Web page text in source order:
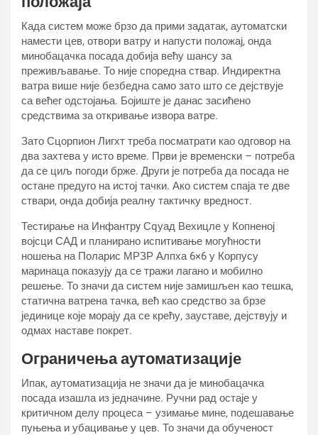
Када систем може брзо да прими задатак, аутоматски
намести цев, отвори ватру и напусти положај, онда
минобацачка посада добија већу шансу за
преживљавање. То није споредна ствар. Индиректна
ватра више није безбедна само зато што се дејствује
са већег одстојања. Бојиште је данас засићено
средствима за откривање извора ватре.
Зато Сцорпион Лигхт треба посматрати као одговор на
два захтева у исто време. Први је временски – потреба
да се циљ погоди брже. Други је потреба да посада не
остане предуго на истој тачки. Ако систем спаја те две
ствари, онда добија реалну тактичку вредност.
Тестирање на Инфантрy Сqуад Вехицле у Копненој
војсци САД и планирано испитивање могућности
ношења на Поларис МРЗР Алпха 6×6 у Корпусу
маринаца показују да се тражи лагано и мобилно
решење. То значи да систем није замишљен као тешка,
статична ватрена тачка, већ као средство за брзе
јединице које морају да се крећу, зауставе, дејствују и
одмах наставе покрет.
Ограничења аутоматизације
Ипак, аутоматизација не значи да је минобацачка
посада изашла из једначине. Ручни рад остаје у
критичном делу процеса – узимање мине, подешавање
пуњења и убацивање у цев. То значи да обученост